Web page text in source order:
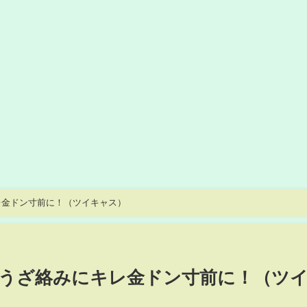
ドン寸前に！（ツイキャス）
ざ絡みにキレ金ドン寸前に！（ツ